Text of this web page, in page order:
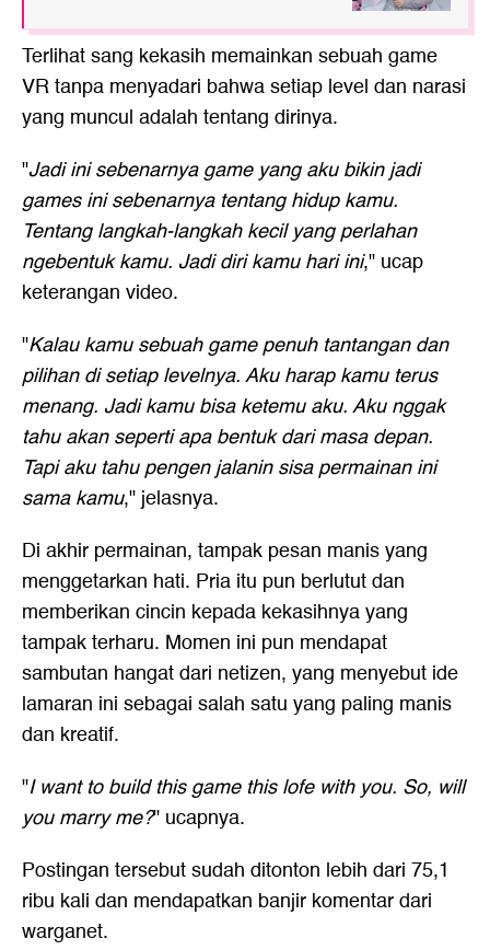
Terlihat sang kekasih memainkan sebuah game
VR tanpa menyadari bahwa setiap level dan narasi
yang muncul adalah tentang dirinya.
"Jadi ini sebenarnya game yang aku bikin jadi
games ini sebenarnya tentang hidup kamu.
Tentang langkah-langkah kecil yang perlahan
ngebentuk kamu. Jadi diri kamu hari ini," ucap
keterangan video.
"Kalau kamu sebuah game penuh tantangan dan
pilihan di setiap levelnya. Aku harap kamu terus
menang. Jadi kamu bisa ketemu aku. Aku nggak
tahu akan seperti apa bentuk dari masa depan.
Tapi aku tahu pengen jalanin sisa permainan ini
sama kamu," jelasnya.
Di akhir permainan, tampak pesan manis yang
menggetarkan hati. Pria itu pun berlutut dan
memberikan cincin kepada kekasihnya yang
tampak terharu. Momen ini pun mendapat
sambutan hangat dari netizen, yang menyebut ide
lamaran ini sebagai salah satu yang paling manis
dan kreatif.
"I want to build this game this lofe with you. So, will
you marry me?" ucapnya.
Postingan tersebut sudah ditonton lebih dari 75,1
ribu kali dan mendapatkan banjir komentar dari
warganet.